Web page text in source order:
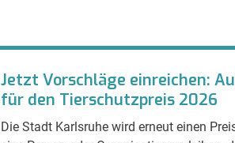
Jetzt Vorschläge einreichen:
für den Tierschutzpreis 2026
Die Stadt Karlsruhe wird erneut einen